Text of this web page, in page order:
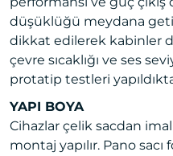
düşüklüğü meydana
dikkat edilerek kabinler
çevre sıcaklığı ve ses
protatip testleri
YAPI BOYA
Cihazlar çelik sacdan
montaj yapılır. Pano